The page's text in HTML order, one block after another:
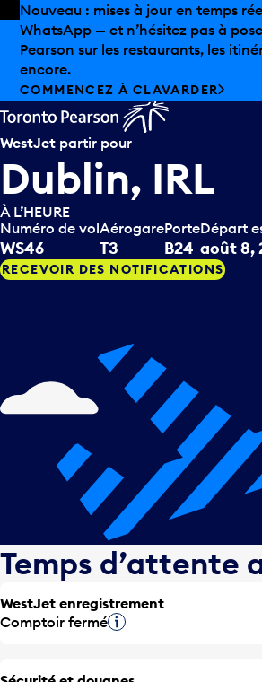
Skip to offers
Passer au contenu principal
Nouveau : mises à jour en temps
WhatsApp — et n’hésitez pas à
Pearson sur les restaurants, les
encore.
COMMENCEZ À CLAVARDER
WestJet partir pour
Dublin, IRL
À L’HEURE
Numéro de vol
WS46
Aérogare
T3
Porte
B24
Départ
août 8,
RECEVOIR DES NOTIFICATIONS
Temps d’attente
WestJet enregistrement
Comptoir ferméInfobulle